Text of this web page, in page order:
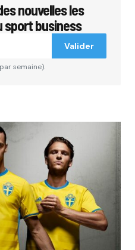
pas publiée.Les
indiqués avec*
nouvelles les
sport business
Valider
semaine).